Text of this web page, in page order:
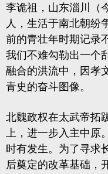
李诡祖，山东淄川（
人，生活于南北朝纷
前的青壮年时期记录
我们不难勾勒出一个
融合的洪流中，因孝
青史的奋斗图像。
北魏政权在太武帝拓
上，进一步入主中原
时有发生。为了寻求
后奠定的改革基础，